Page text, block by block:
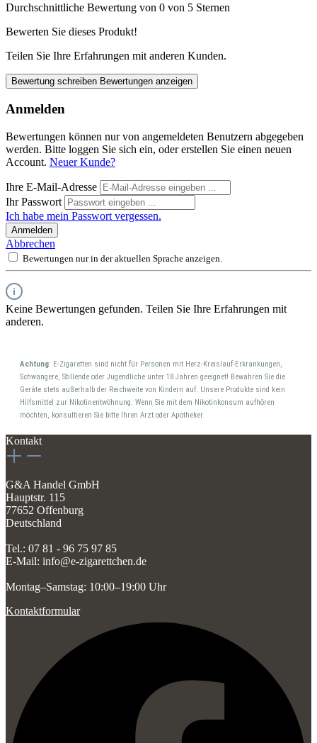
Durchschnittliche Bewertung von 0 von 5 Sternen
Bewerten Sie dieses Produkt!
Teilen Sie Ihre Erfahrungen mit anderen Kunden.
Bewertung schreiben Bewertungen anzeigen
Anmelden
Bewertungen können nur von angemeldeten Benutzern abgegeben
werden. Bitte loggen Sie sich ein, oder erstellen Sie einen neuen
Account. Neuer Kunde?
Ihre E-Mail-Adresse
Ihr Passwort
Ich habe mein Passwort vergessen.
Anmelden
Abbrechen
Bewertungen nur in der aktuellen Sprache anzeigen.
Keine Bewertungen gefunden. Teilen Sie Ihre Erfahrungen mit
anderen.
Achtung: E-Zigaretten sind nicht für Personen mit Herz-Kreislauf-Erkrankungen,
Schwangere, Stillende oder Jugendliche unter 18 Jahren geeignet! Bewahren Sie die
Geräte stets außerhalb der Reichweite von Kindern auf. Unsere Produkte sind kein
Hilfsmittel zur Nikotinentwöhnung. Wenn Sie mit dem Nikotinkonsum aufhören
möchten, konsultieren Sie bitte Ihren Arzt oder Apotheker.
Kontakt
G&A Handel GmbH
Hauptstr. 115
77652 Offenburg
Deutschland
Tel.: 07 81 - 96 75 97 85
E-Mail: info@e-zigarettchen.de
Montag–Samstag: 10:00–19:00 Uhr
Kontaktformular